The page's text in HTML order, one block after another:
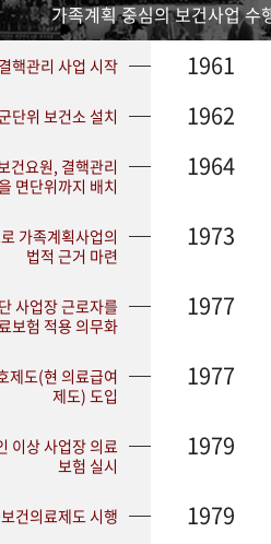
가족계획 중심의 보건사업 수
핵관리 사업 시작 1961
단위 보건소 설치 1962
건요원, 결핵관리
면단위까지 배치
1964
가족계획사업의
법적 근거 마련
1973
사업장 근로자를
보험 적용 의무화
1977
제도(현 의료급여
제도) 도입
1977
이상 사업장 의료
보험 실시
1979
건의료제도 시행 1979